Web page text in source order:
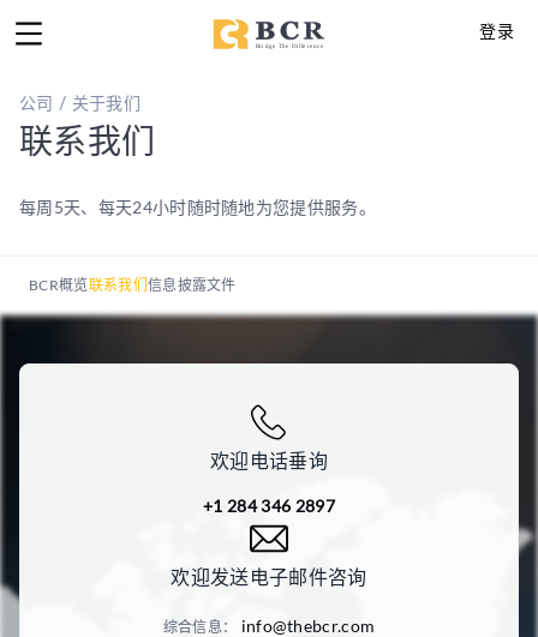
登录
公司 / 关于我们
联系我们
每周5天、每天24小时随时随地为您提供服务。
BCR概览联系我们 信息披露文件
欢迎电话垂询
+1 284 346 2897
欢迎发送电子邮件咨询
综合信息： info@thebcr.com